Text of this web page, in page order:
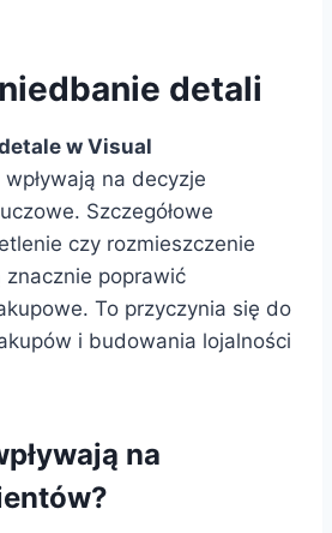
detali
w Visual
wpływają na decyzje
Szczegółowe
czy rozmieszczenie
poprawić
To przyczynia się do
i budowania lojalności
na